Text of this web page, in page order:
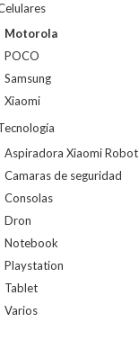
Motorola
POCO
Samsung
Xiaomi
Aspiradora Xiaomi Robot
Camaras de seguridad
Consolas
Dron
Notebook
Playstation
Tablet
Varios